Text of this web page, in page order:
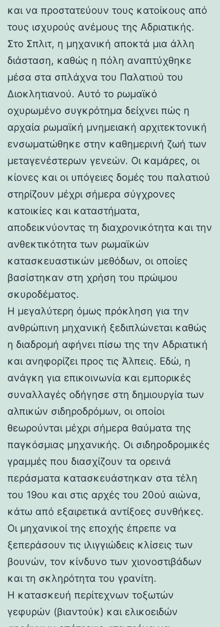
και να προστατεύουν τους κατοίκους από
τους ισχυρούς ανέμους της Αδριατικής.
Στο Σπλιτ, η μηχανική αποκτά μια άλλη
διάσταση, καθώς η πόλη αναπτύχθηκε
μέσα στα σπλάχνα του Παλατιού του
Διοκλητιανού. Αυτό το ρωμαϊκό
οχυρωμένο συγκρότημα δείχνει πώς η
αρχαία ρωμαϊκή μνημειακή αρχιτεκτονική
ενσωματώθηκε στην καθημερινή ζωή των
μεταγενέστερων γενεών. Οι καμάρες, οι
κίονες και οι υπόγειες δομές του παλατιού
στηρίζουν μέχρι σήμερα σύγχρονες
κατοικίες και καταστήματα,
αποδεικνύοντας τη διαχρονικότητα και την
ανθεκτικότητα των ρωμαϊκών
κατασκευαστικών μεθόδων, οι οποίες
βασίστηκαν στη χρήση του πρώιμου
σκυροδέματος.
Η μεγαλύτερη όμως πρόκληση για την
ανθρώπινη μηχανική ξεδιπλώνεται καθώς
η διαδρομή αφήνει πίσω της την Αδριατική
και ανηφορίζει προς τις Άλπεις. Εδώ, η
ανάγκη για επικοινωνία και εμπορικές
συναλλαγές οδήγησε στη δημιουργία των
αλπικών σιδηροδρόμων, οι οποίοι
θεωρούνται μέχρι σήμερα θαύματα της
παγκόσμιας μηχανικής. Οι σιδηροδρομικές
γραμμές που διασχίζουν τα ορεινά
περάσματα κατασκευάστηκαν στα τέλη
του 19ου και στις αρχές του 20ού αιώνα,
κάτω από εξαιρετικά αντίξοες συνθήκες.
Οι μηχανικοί της εποχής έπρεπε να
ξεπεράσουν τις ιλιγγιώδεις κλίσεις των
βουνών, τον κίνδυνο των χιονοστιβάδων
και τη σκληρότητα του γρανίτη.
Η κατασκευή περίτεχνων τοξωτών
γεφυρών (βιαντούκ) και ελικοειδών